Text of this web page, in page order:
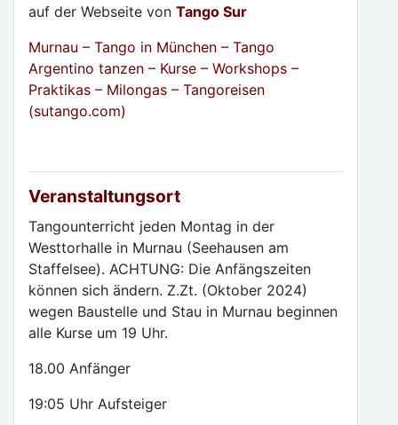
auf der Webseite von Tango Sur
Murnau – Tango in München – Tango
Argentino tanzen – Kurse – Workshops –
Praktikas – Milongas – Tangoreisen
(sutango.com)
Veranstaltungsort
Tangounterricht jeden Montag in der
Westtorhalle in Murnau (Seehausen am
Staffelsee). ACHTUNG: Die Anfängszeiten
können sich ändern. Z.Zt. (Oktober 2024)
wegen Baustelle und Stau in Murnau beginnen
alle Kurse um 19 Uhr.
18.00 Anfänger
19:05 Uhr Aufsteiger